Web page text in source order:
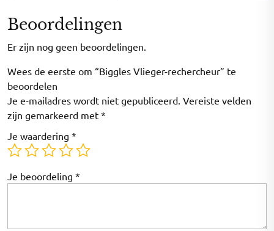
Beoordelingen
Er zijn nog geen beoordelingen.
Wees de eerste om “Biggles Vlieger-rechercheur” te
beoordelen
Je e-mailadres wordt niet gepubliceerd. Vereiste velden
zijn gemarkeerd met *
Je waardering *
Je beoordeling *